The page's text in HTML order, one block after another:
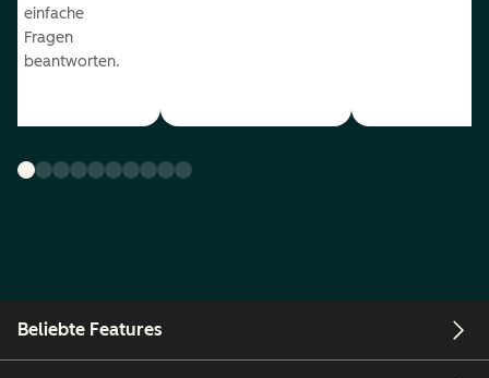
einfache
Fragen
beantworten.
Beliebte Features